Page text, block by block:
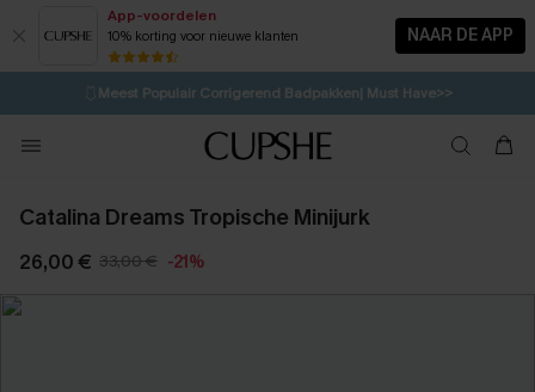
App-voordelen
10% korting voor nieuwe klanten NAAR DE APP
⚡️LAATSTE KANS | Tot 50% korting>>
🩱Meest Populair Corrigerend Badpakken| Must Have>>
💌Abonneer je & ontvang tot 15% korting>>
Koop 3, krijg 15% korting | CODE: SW15 3H:57M:43S
Catalina Dreams Tropische Minijurk
26,00 € 33,00 € -21%